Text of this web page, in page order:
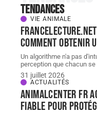
Tendances
VIE ANIMALE
comment obtenir
Un algorithme n'a pas
perception que chacun
31 juillet 2026
ACTUALITÉS
AnimalCenter fr
fiable pour